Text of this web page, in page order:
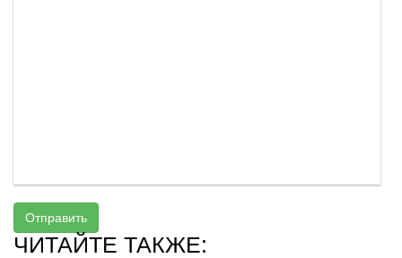
Отправить
ЧИТАЙТЕ ТАКЖЕ: